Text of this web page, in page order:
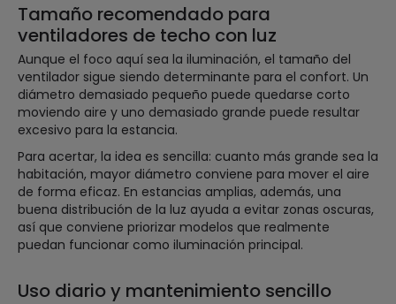
Tamaño recomendado para
ventiladores de techo con luz
Aunque el foco aquí sea la iluminación, el tamaño del
ventilador sigue siendo determinante para el confort. Un
diámetro demasiado pequeño puede quedarse corto
moviendo aire y uno demasiado grande puede resultar
excesivo para la estancia.
Para acertar, la idea es sencilla: cuanto más grande sea la
habitación, mayor diámetro conviene para mover el aire
de forma eficaz. En estancias amplias, además, una
buena distribución de la luz ayuda a evitar zonas oscuras,
así que conviene priorizar modelos que realmente
puedan funcionar como iluminación principal.
Uso diario y mantenimiento sencillo